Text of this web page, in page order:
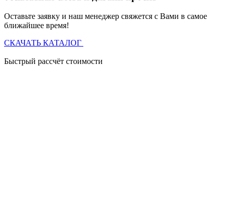
Оставьте заявку и наш менеджер свяжется с Вами в самое
ближайшее время!
СКАЧАТЬ КАТАЛОГ
Быстрый рассчёт стоимости